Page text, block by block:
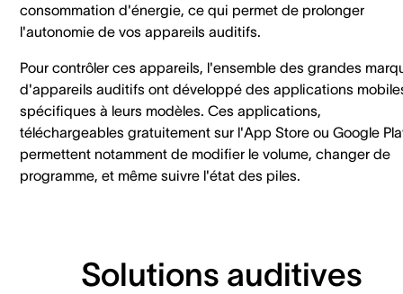
consommation d'énergie, ce qui permet de prolonger
l'autonomie de vos appareils auditifs.
Pour contrôler ces appareils, l'ensemble des grandes
d'appareils auditifs ont développé des applications
spécifiques à leurs modèles. Ces applications,
téléchargeables gratuitement sur l'App Store ou Google
permettent notamment de modifier le volume, changer de
programme, et même suivre l'état des piles.
Solutions auditives